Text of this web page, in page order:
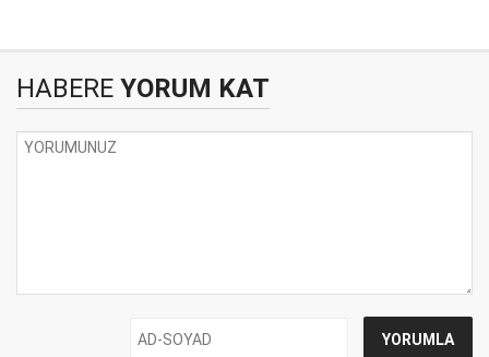
HABERE YORUM KAT